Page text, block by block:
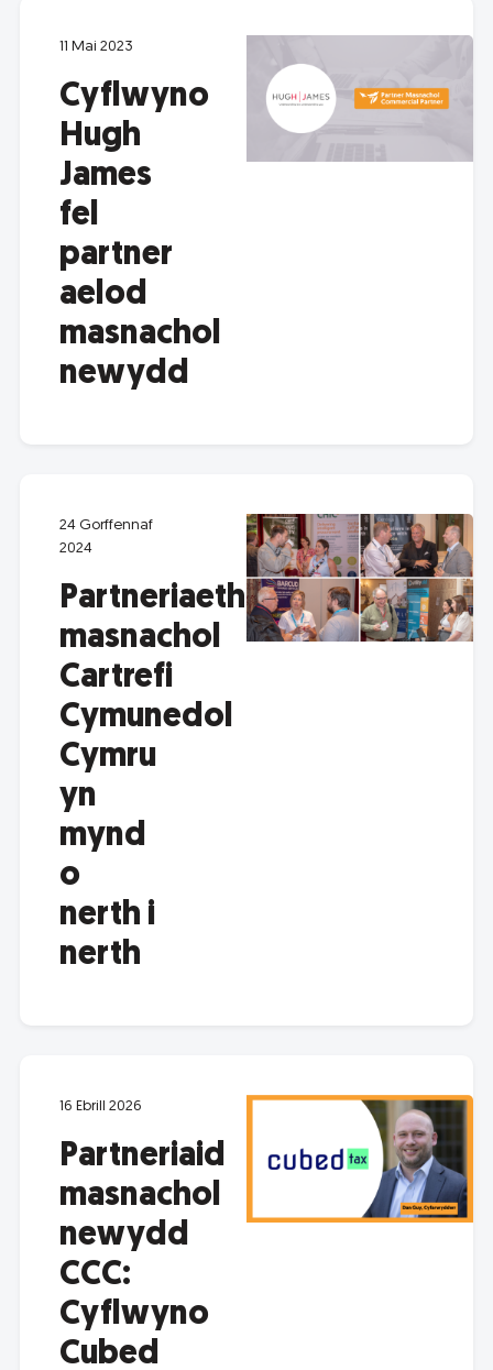
11 Mai 2023
Cyflwyno
Hugh
James
fel
partner
aelod
masnachol
newydd
24 Gorffennaf
2024
Partneriaethau
masnachol
Cartrefi
Cymunedol
Cymru
yn
mynd
o
nerth i
nerth
16 Ebrill 2026
Partneriaid
masnachol
newydd
CCC:
Cyflwyno
Cubed